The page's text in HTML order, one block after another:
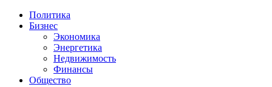
Политика
Бизнес
Экономика
Энергетика
Недвижимость
Финансы
Общество